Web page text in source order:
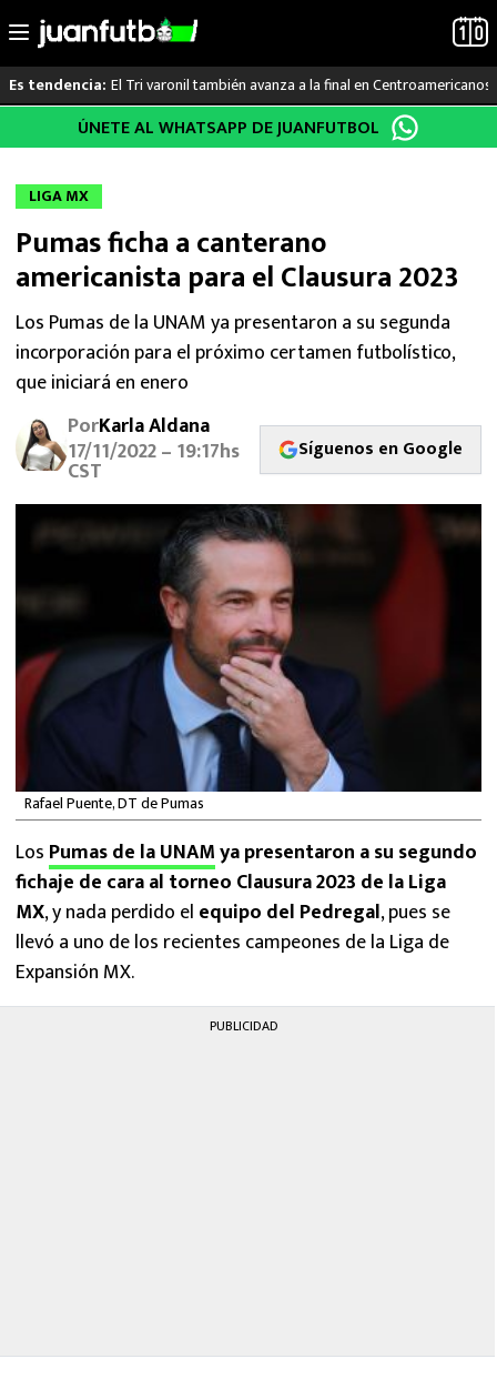
al
Es tendencia: El Tri varonil también avanza a la final en Centroamericanos
LO ÚLTIMO
LIGA MX
RAYADOS
ATLANTE
FUTBOL INTERNACIONAL
MEXICANOS EN EL EXTRANJERO
FÓRMULA 1
BOXEO
LIGA MX
NFL
ÚNETE AL WHATSAPP DE JUANFUTBOL
LIGA MX
Pumas ficha a canterano
americanista para el Clausura 2023
Los Pumas de la UNAM ya presentaron a su segunda
incorporación para el próximo certamen futbolístico,
que iniciará en enero
PorKarla Aldana
17/11/2022 – 19:17hs
CST
Síguenos en Google
Rafael Puente, DT de Pumas
Los Pumas de la UNAMya presentaron a su segundo
fichaje de cara al torneo Clausura 2023 de la Liga
MX, y nada perdido el equipo del Pedregal, pues se
llevó a uno de los recientes campeones de la Liga de
Expansión MX.
PUBLICIDAD